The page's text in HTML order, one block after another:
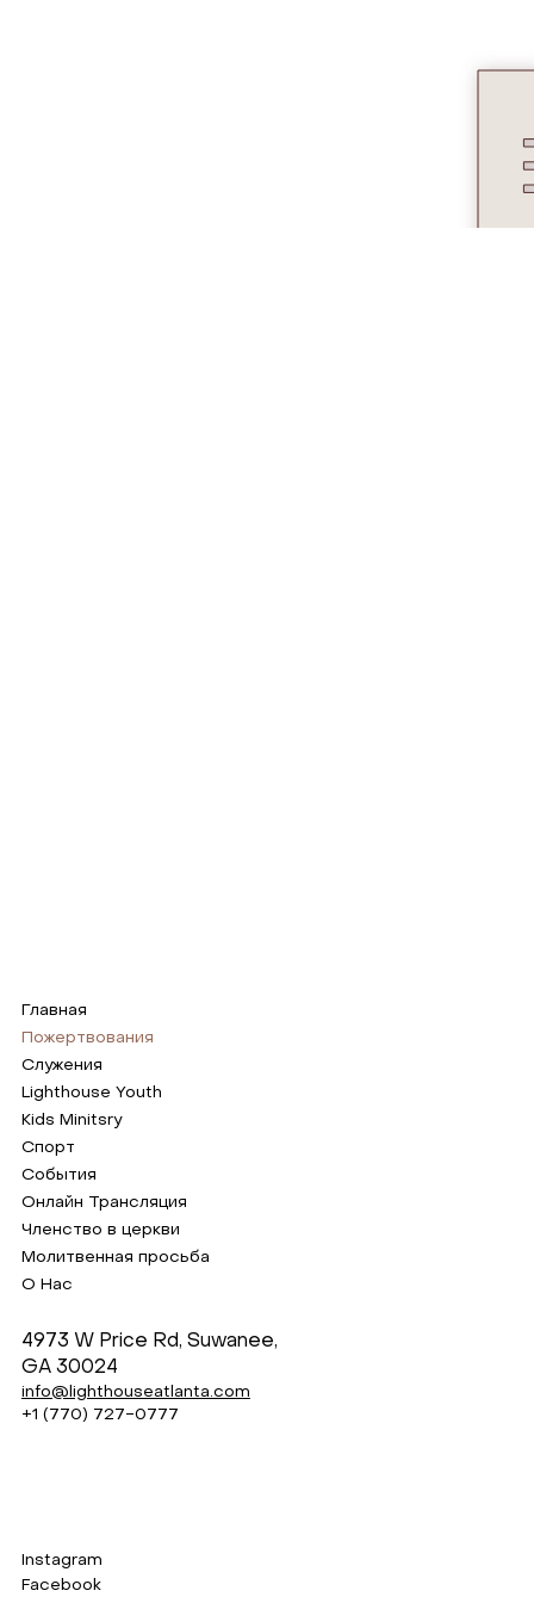
Главная
Пожертвования
Служения
Lighthouse Youth
Kids Minitsry
Спорт
События
Онлайн Трансляция
Членство в церкви
Молитвенная просьба
О Нас
4973 W Price Rd, Suwanee,
GA 30024
info@lighthouseatlanta.com
+1 (770) 727-0777
Facebook
Instagram